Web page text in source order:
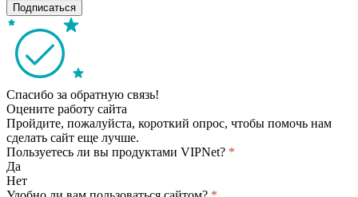
Подписаться
Спасибо за обратную связь!
Оцените работу сайта
Пройдите, пожалуйста, короткий опрос, чтобы помочь нам
сделать сайт еще лучше.
Пользуетесь ли вы продуктами VIPNet? *
Да
Нет